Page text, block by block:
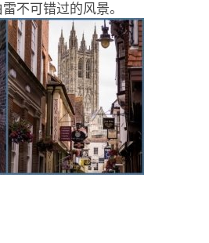
不可错过的风景。